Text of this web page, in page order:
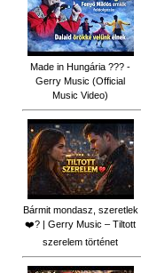
Made in Hungária ??? -
Gerry Music (Official
Music Video)
Bármit mondasz, szeretlek
❤️‍? | Gerry Music – Tiltott
szerelem történet